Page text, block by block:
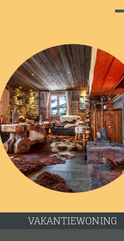
VAKANTIEWONING